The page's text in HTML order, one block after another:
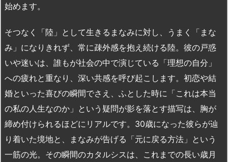
始めます。
そつなく「陸」として生きるまなみに対し、うまく「まな
み」になりきれず、常に疎外感を抱え続ける陸。彼の戸惑
いや迷いは、誰もが社会の中で演じている「理想の自分」
への疲れと重なり、深い共感を呼び起こします。初恋や結
婚といった喜びの瞬間でさえ、ふとした時に「これは本当
の私の人生なのか」という疑問が影を落とす描写は、胸が
締め付けられるほどにリアルです。 30歳になった彼らが辿
り着いた境地と、まなみが告げる「元に戻る方法」という
一筋の光。その瞬間のカタルシスは、これまでの長い歳月